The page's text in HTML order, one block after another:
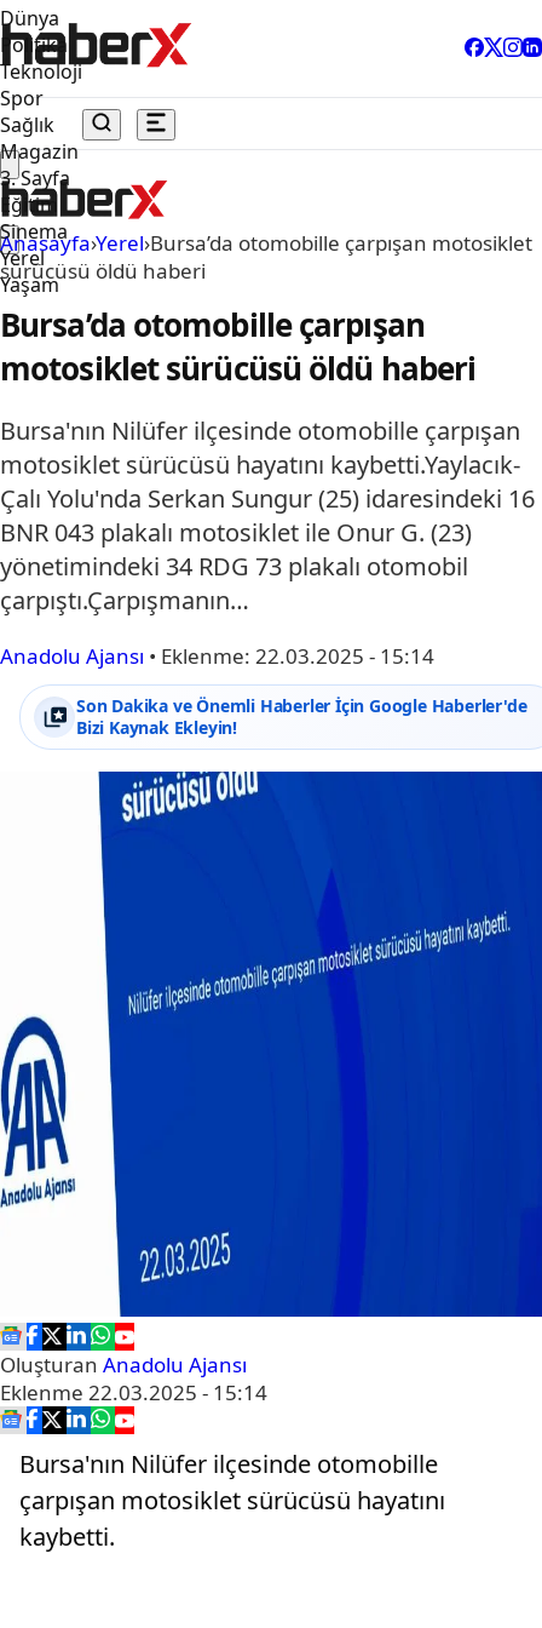
Dünya
Politika
Teknoloji
Spor
Sağlık
Magazin
3. Sayfa
Eğitim
Sinema
Yerel
Yaşam
Anasayfa›Yerel›Bursa’da otomobille çarpışan motosiklet
sürücüsü öldü haberi
Bursa’da otomobille çarpışan
motosiklet sürücüsü öldü haberi
Bursa'nın Nilüfer ilçesinde otomobille çarpışan
motosiklet sürücüsü hayatını kaybetti.Yaylacık-
Çalı Yolu'nda Serkan Sungur (25) idaresindeki 16
BNR 043 plakalı motosiklet ile Onur G. (23)
yönetimindeki 34 RDG 73 plakalı otomobil
çarpıştı.Çarpışmanın…
Anadolu Ajansı • Eklenme: 22.03.2025 - 15:14
Son Dakika ve Önemli Haberler İçin Google Haberler'de
Bizi Kaynak Ekleyin!
Oluşturan Anadolu Ajansı
Eklenme 22.03.2025 - 15:14
Bursa'nın Nilüfer ilçesinde otomobille
çarpışan motosiklet sürücüsü hayatını
kaybetti.